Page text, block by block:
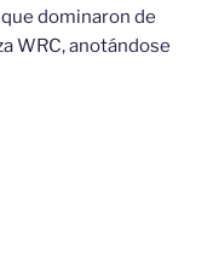
que dominaron de
WRC, anotándose